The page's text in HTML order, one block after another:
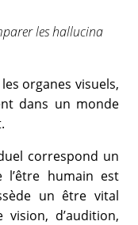
les hallucina
organes visuels,
dans un monde
correspond un
l’être humain est
un être vital
vision, d’audition,